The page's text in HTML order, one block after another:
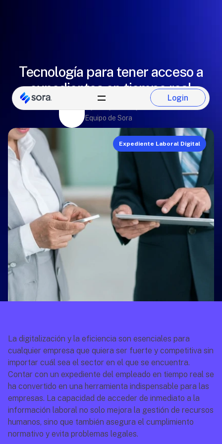
Login
Login
Tecnología para tener acceso a
expedientes en tiempo real
Paulina Del Castillo
Equipo de Sora
Expediente Laboral Digital
La digitalización y la eficiencia son esenciales para
cualquier empresa que quiera ser fuerte y competitiva sin
importar cuál sea el sector en el que se encuentra.
Contar con un expediente del empleado en tiempo real se
ha convertido en una herramienta indispensable para las
empresas. La capacidad de acceder de inmediato a la
información laboral no solo mejora la gestión de recursos
humanos, sino que también asegura el cumplimiento
normativo y evita problemas legales.